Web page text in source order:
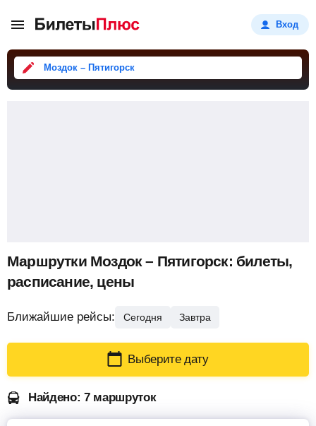
Вход
Моздок – Пятигорск
Маршрутки Моздок – Пятигорск: билеты,
расписание, цены
Ближайшие рейсы: Сегодня Завтра
Выберите дату
Найдено: 7 маршруток